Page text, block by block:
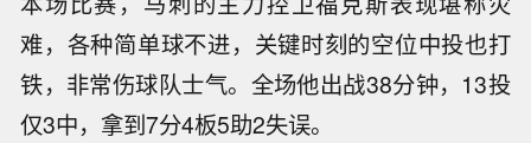
难，各种简单球不进，关键时刻的空位中投也打
铁，非常伤球队士气。全场他出战38分钟，13投
仅3中，拿到7分4板5助2失误。